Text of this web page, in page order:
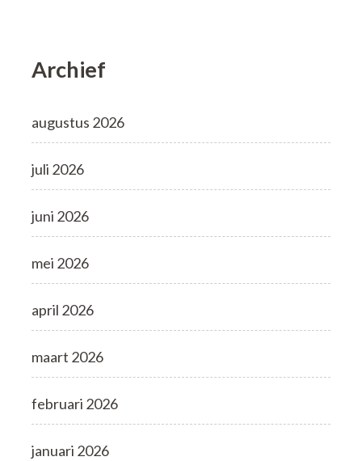
Archief
augustus 2026
juli 2026
juni 2026
mei 2026
april 2026
maart 2026
februari 2026
januari 2026